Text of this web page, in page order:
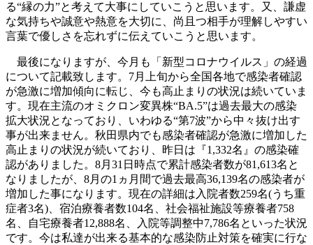
る“縁の力”と考えて大事にしていこうと思います。又、謙虚
な気持ちや誠意や熱意を大切に、尚且つ相手が理解しやすい
言葉で優しさを忘れずに伝えていこうと思います。
最後になりますが、今月も「新型コロナウイルス」の経過
について記載致します。7月上旬から全国各地で感染者確認
が急激に増加傾向に転じ、今も高止まりの状況は続いていま
す。現在主流のオミクロン変異株“BA.5”は過去最大の感染
拡大状況となっており、いわゆる“第7波”から中々抜け出す
事が出来ません。秋田県内でも感染者確認が急激に増加した
高止まりの状況が続いており、昨日は『1,332名』の感染確
認がありました。8月31日時点で累計感染者数が81,613名と
なりましたが、8月の1ヵ月間で過去最高36,139名の感染者が
増加した事になります。現在の詳細は入院者数259名(うち重
症者3名)、宿泊療養者数104名、社会福祉施設等療養者758
名、自宅療養者12,888名、入院等調整中7,786名といった状況
です。今は私達が出来る基本的な感染防止対策を確実に行な